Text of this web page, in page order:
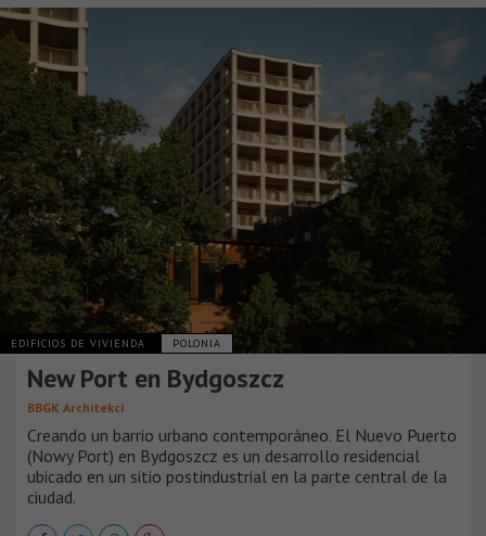
EDIFICIOS DE VIVIENDA POLONIA
New Port en Bydgoszcz
BBGK Architekci
Creando un barrio urbano contemporáneo. El Nuevo Puerto
(Nowy Port) en Bydgoszcz es un desarrollo residencial
ubicado en un sitio postindustrial en la parte central de la
ciudad.